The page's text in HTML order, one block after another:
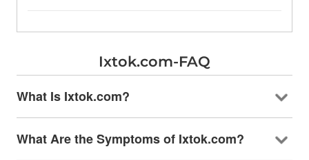
Ixtok.com-FAQ
What Is Ixtok.com?
What Are the Symptoms of Ixtok.com?